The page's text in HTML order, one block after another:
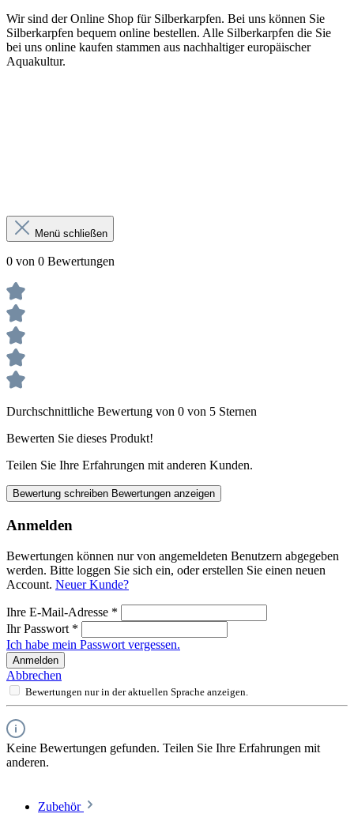
Wir sind der Online Shop für Silberkarpfen. Bei uns können Sie
Silberkarpfen bequem online bestellen. Alle Silberkarpfen die Sie
bei uns online kaufen stammen aus nachhaltiger europäischer
Aquakultur.
Menü schließen
0 von 0 Bewertungen
Durchschnittliche Bewertung von 0 von 5 Sternen
Bewerten Sie dieses Produkt!
Teilen Sie Ihre Erfahrungen mit anderen Kunden.
Bewertung schreiben Bewertungen anzeigen
Anmelden
Bewertungen können nur von angemeldeten Benutzern abgegeben
werden. Bitte loggen Sie sich ein, oder erstellen Sie einen neuen
Account. Neuer Kunde?
Ihre E-Mail-Adresse *
Ihr Passwort *
Ich habe mein Passwort vergessen.
Anmelden
Abbrechen
Bewertungen nur in der aktuellen Sprache anzeigen.
Keine Bewertungen gefunden. Teilen Sie Ihre Erfahrungen mit
anderen.
Zubehör